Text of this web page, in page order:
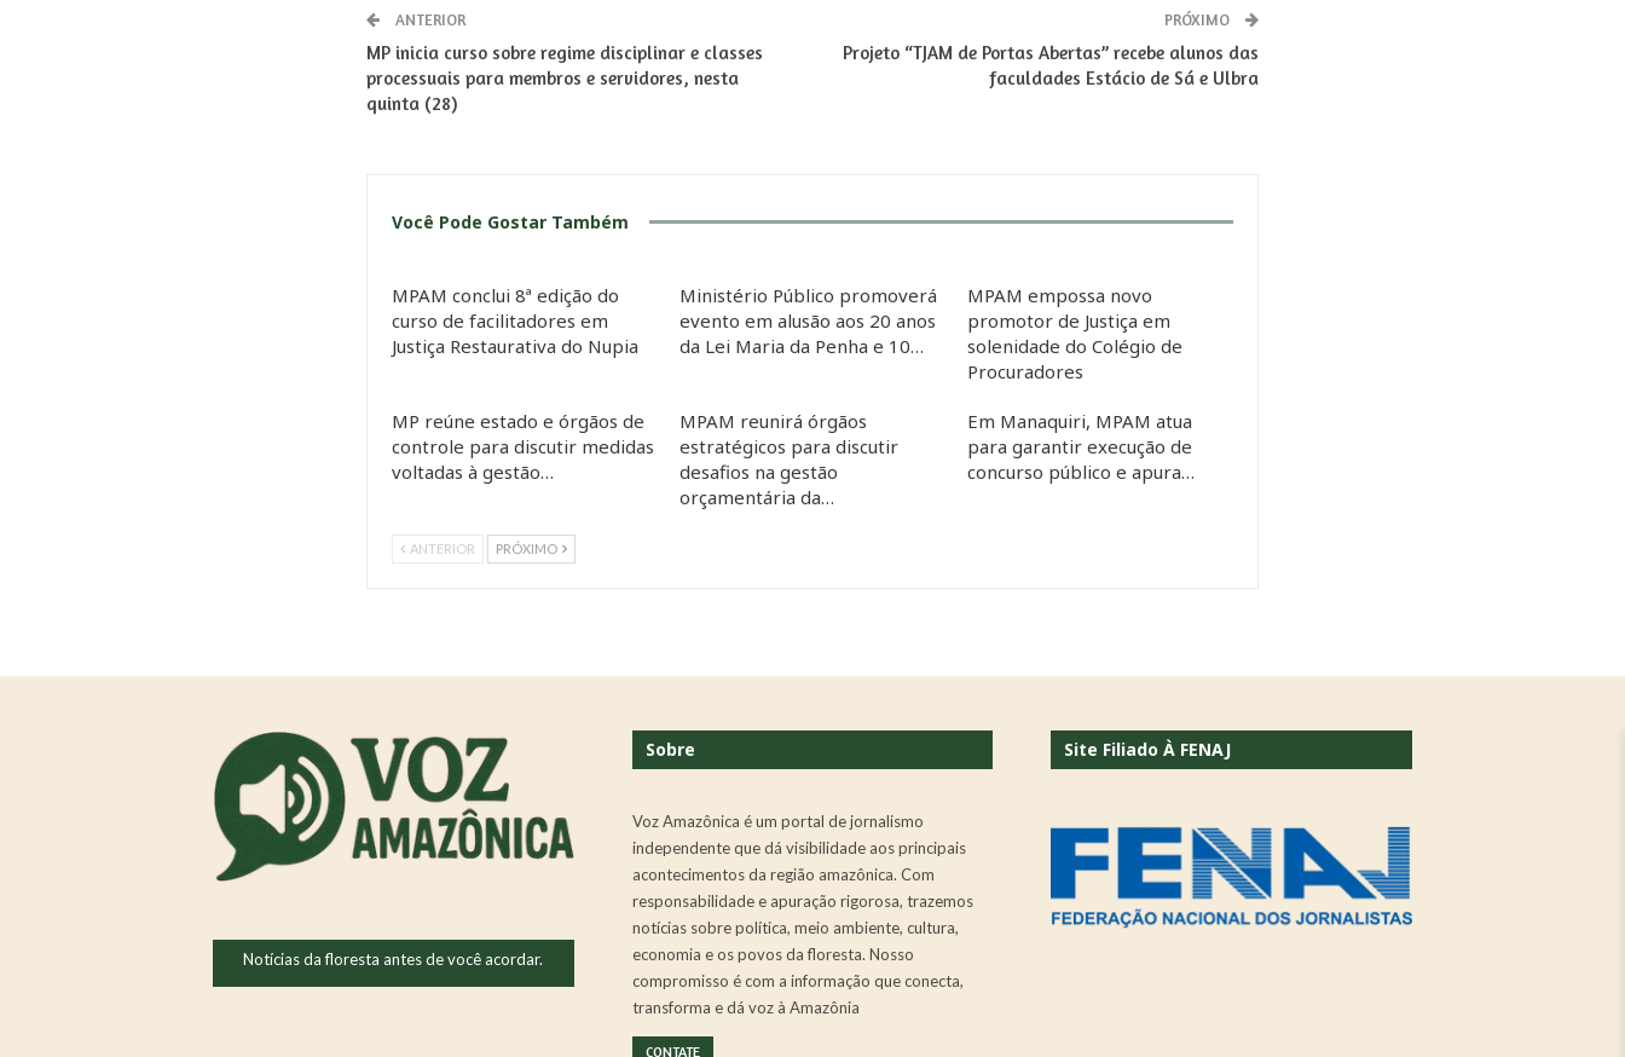
ANTERIOR
MP inicia curso sobre regime disciplinar e classes
processuais para membros e servidores, nesta
quinta (28)
PRÓXIMO
Projeto “TJAM de Portas Abertas” recebe alunos das
faculdades Estácio de Sá e Ulbra
Você Pode Gostar Também
MPAM conclui 8ª edição do
curso de facilitadores em
Justiça Restaurativa do Nupia
Ministério Público promoverá
evento em alusão aos 20 anos
da Lei Maria da Penha e 10…
MPAM empossa novo
promotor de Justiça em
solenidade do Colégio de
Procuradores
MP reúne estado e órgãos de
controle para discutir medidas
voltadas à gestão…
MPAM reunirá órgãos
estratégicos para discutir
desafios na gestão
orçamentária da…
Em Manaquiri, MPAM atua
para garantir execução de
concurso público e apura…
ANTERIOR PRÓXIMO
Notícias da floresta antes de você acordar.
Sobre
Voz Amazônica é um portal de jornalismo
independente que dá visibilidade aos principais
acontecimentos da região amazônica. Com
responsabilidade e apuração rigorosa, trazemos
notícias sobre política, meio ambiente, cultura,
economia e os povos da floresta. Nosso
compromisso é com a informação que conecta,
transforma e dá voz à Amazônia
CONTATE
Site Filiado À FENAJ